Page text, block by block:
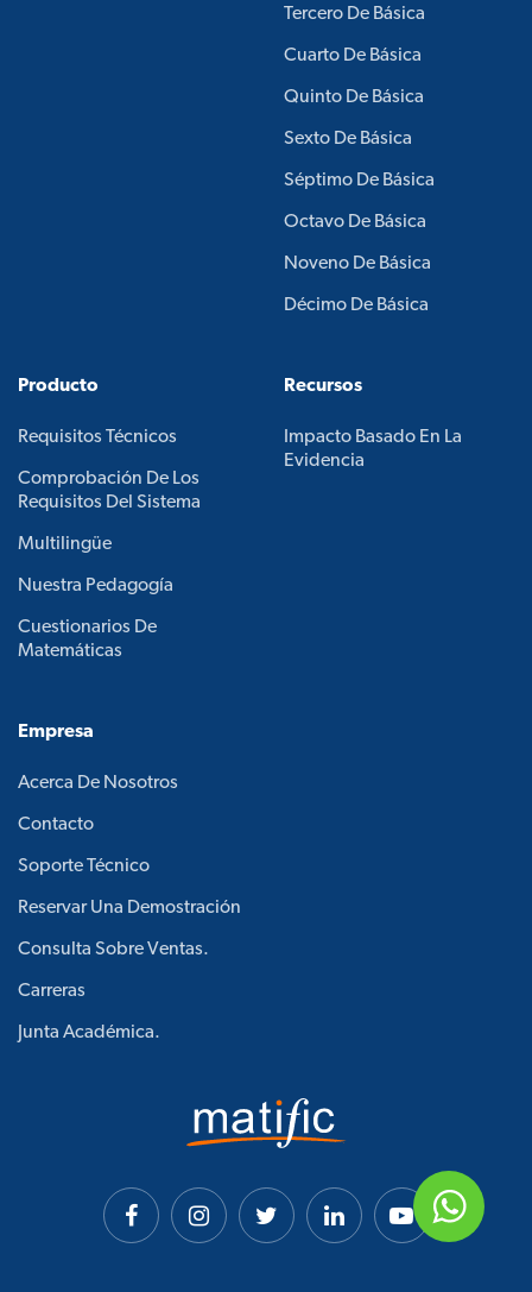
Tercero De Básica
Cuarto De Básica
Quinto De Básica
Sexto De Básica
Séptimo De Básica
Octavo De Básica
Noveno De Básica
Décimo De Básica
Producto
Requisitos Técnicos
Comprobación De Los
Requisitos Del Sistema
Multilingüe
Nuestra Pedagogía
Cuestionarios De
Matemáticas
Recursos
Impacto Basado En La
Evidencia
Empresa
Acerca De Nosotros
Contacto
Soporte Técnico
Reservar Una Demostración
Consulta Sobre Ventas.
Carreras
Junta Académica.